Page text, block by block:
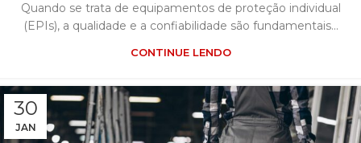
Quando se trata de equipamentos de proteção individual
(EPIs), a qualidade e a confiabilidade são fundamentais...
CONTINUE LENDO
30
JAN